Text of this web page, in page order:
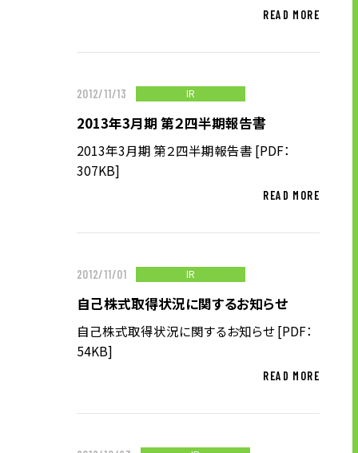
企業理念
長期経営ビジョン
ブランドマーク
トップメッセージ
本社採用情報
サイトのご利用にあたって
顧客情報の取扱いについて
READ MORE
2012/11/13 IR
2013年3月期 第２四半期報告書
2013年3月期 第２四半期報告書 [PDF：
307KB]
READ MORE
2012/11/01 IR
自己株式取得状況に関するお知らせ
自己株式取得状況に関するお知らせ [PDF：
54KB]
READ MORE